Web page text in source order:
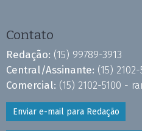
Contato
Redação: (15) 99789-3913
Central/Assinante: (15)
Comercial: (15) 2102-5100 -
Enviar e-mail para Redação